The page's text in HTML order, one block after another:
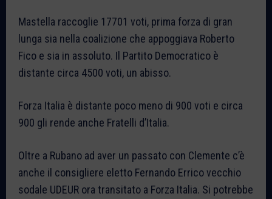
Mastella raccoglie 17701 voti, prima forza di gran
lunga sia nella coalizione che appoggiava Roberto
Fico e sia in assoluto. Il Partito Democratico è
distante circa 4500 voti, un abisso.
Forza Italia è distante poco meno di 900 voti e circa
900 gli rende anche Fratelli d’Italia.
Oltre a Rubano ad aver un passato con Clemente c’è
anche il consigliere eletto Fernando Errico vecchio
sodale UDEUR ora transitato a Forza Italia. Si potrebbe